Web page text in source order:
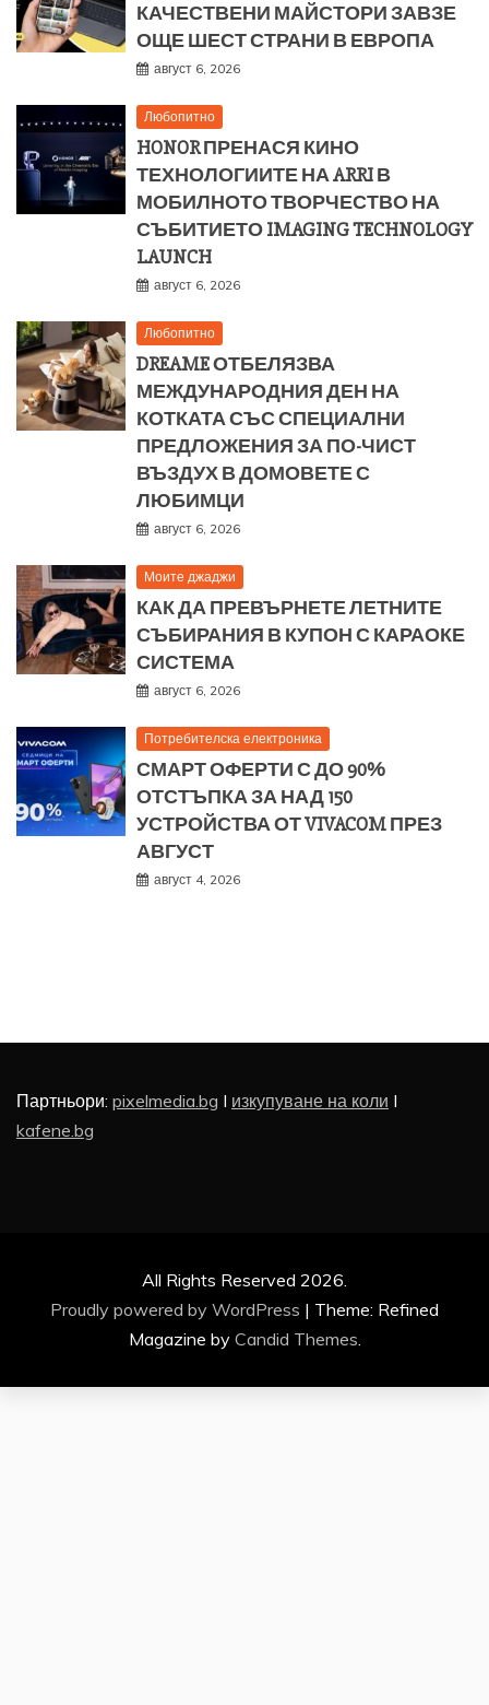
КАЧЕСТВЕНИ МАЙСТОРИ ЗАВЗЕ
ОЩЕ ШЕСТ СТРАНИ В ЕВРОПА
август 6, 2026
Любопитно
HONOR ПРЕНАСЯ КИНО
ТЕХНОЛОГИИТЕ НА ARRI В
МОБИЛНОТО ТВОРЧЕСТВО НА
СЪБИТИЕТО IMAGING TECHNOLOGY
LAUNCH
август 6, 2026
Любопитно
DREAME ОТБЕЛЯЗВА
МЕЖДУНАРОДНИЯ ДЕН НА
КОТКАТА СЪС СПЕЦИАЛНИ
ПРЕДЛОЖЕНИЯ ЗА ПО-ЧИСТ
ВЪЗДУХ В ДОМОВЕТЕ С
ЛЮБИМЦИ
август 6, 2026
Моите джаджи
КАК ДА ПРЕВЪРНЕТЕ ЛЕТНИТЕ
СЪБИРАНИЯ В КУПОН С КАРАОКЕ
СИСТЕМА
август 6, 2026
Потребителска електроника
СМАРТ ОФЕРТИ С ДО 90%
ОТСТЪПКА ЗА НАД 150
УСТРОЙСТВА ОТ VIVACOM ПРЕЗ
АВГУСТ
август 4, 2026
Партньори: pixelmedia.bg I изкупуване на коли I
kafene.bg
All Rights Reserved 2026.
Proudly powered by WordPress | Theme: Refined
Magazine by Candid Themes.